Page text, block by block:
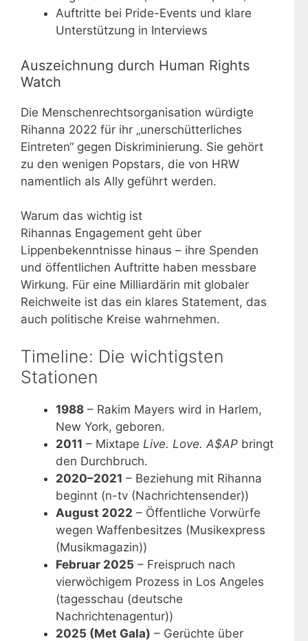
Auftritte bei Pride-Events und klare
Unterstützung in Interviews
Auszeichnung durch Human Rights
Watch
Die Menschenrechtsorganisation würdigte
Rihanna 2022 für ihr „unerschütterliches
Eintreten“ gegen Diskriminierung. Sie gehört
zu den wenigen Popstars, die von HRW
namentlich als Ally geführt werden.
Warum das wichtig ist
Rihannas Engagement geht über
Lippenbekenntnisse hinaus – ihre Spenden
und öffentlichen Auftritte haben messbare
Wirkung. Für eine Milliardärin mit globaler
Reichweite ist das ein klares Statement, das
auch politische Kreise wahrnehmen.
Timeline: Die wichtigsten
Stationen
1988 – Rakim Mayers wird in Harlem,
New York, geboren.
2011 – Mixtape Live. Love. A$AP bringt
den Durchbruch.
2020–2021 – Beziehung mit Rihanna
beginnt (n-tv (Nachrichtensender))
August 2022 – Öffentliche Vorwürfe
wegen Waffenbesitzes (Musikexpress
(Musikmagazin))
Februar 2025 – Freispruch nach
vierwöchigem Prozess in Los Angeles
(tagesschau (deutsche
Nachrichtenagentur))
2025 (Met Gala) – Gerüchte über